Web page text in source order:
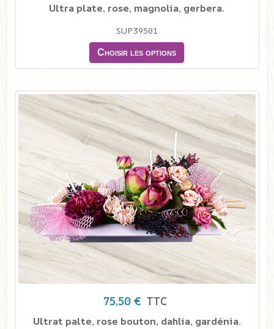
Ultra plate, rose, magnolia, gerbera.
SUP39501
Choisir les options
75,50 € TTC
Ultrat palte, rose bouton, dahlia, gardénia.